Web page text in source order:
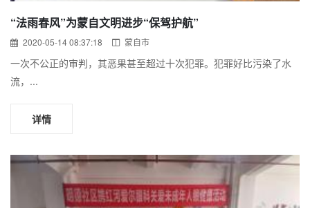
“法雨春风”为蒙自文明进步“保驾护航”
2020-05-14 08:37:18 蒙自市
一次不公正的审判，其恶果甚至超过十次犯罪。犯罪好比污染了水
流，...
详情